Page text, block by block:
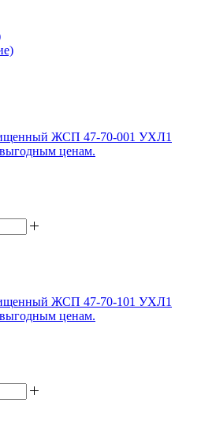
ЖСП 47-70-001 УХЛ1
ценам.
ЖСП 47-70-101 УХЛ1
ценам.